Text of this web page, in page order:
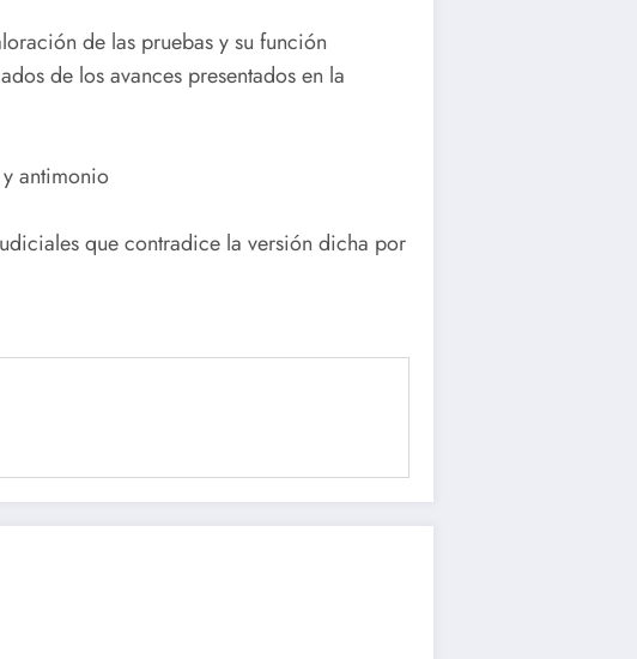
de las pruebas y su función
de los avances presentados en la
antimonio
que contradice la versión dicha por